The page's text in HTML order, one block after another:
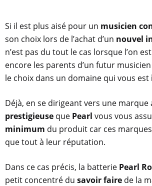
Si il est plus aisé pour un musicien
son choix lors de l’achat d’un nouvel
n’est pas du tout le cas lorsque l’on est
encore les parents d’un futur
le choix dans un domaine qui vous est
Déjà, en se dirigeant vers une marque
prestigieuse que Pearl vous vous
minimum du produit car ces
que tout à leur réputation.
Dans ce cas précis, la batterie Pearl
petit concentré du savoir faire de la